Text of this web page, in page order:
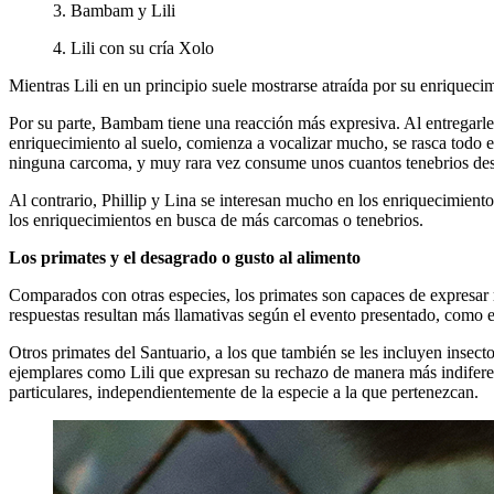
3. Bambam y Lili
4. Lili con su cría Xolo
Mientras Lili en un principio suele mostrarse atraída por su
Por su parte, Bambam tiene una reacción más expresiva. Al
enriquecimiento al suelo, comienza a vocalizar mucho, se rasca
ninguna carcoma, y muy rara vez consume unos cuantos tenebrios
Al contrario, Phillip y Lina se interesan mucho en los
los enriquecimientos en busca de más carcomas o tenebrios.
Los primates y el desagrado o gusto al alimento
Comparados con otras especies, los primates son capaces de
respuestas resultan más llamativas según el evento presentado, como
Otros primates del Santuario, a los que también se les incluyen
ejemplares como Lili que expresan su rechazo de manera más
particulares, independientemente de la especie a la que pertenezcan.